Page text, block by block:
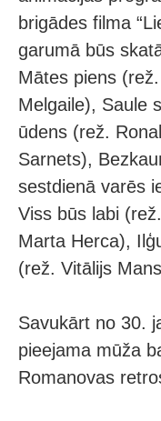
brigādes filma
garumā būs
Mātes piens
Melgaile), Saule
ūdens (rež.
Sarnets),
sestdienā varēs
Viss būs labi
Marta Herca),
(rež. Vitālijs
Savukārt no 30.
pieejama mūža
Romanovas